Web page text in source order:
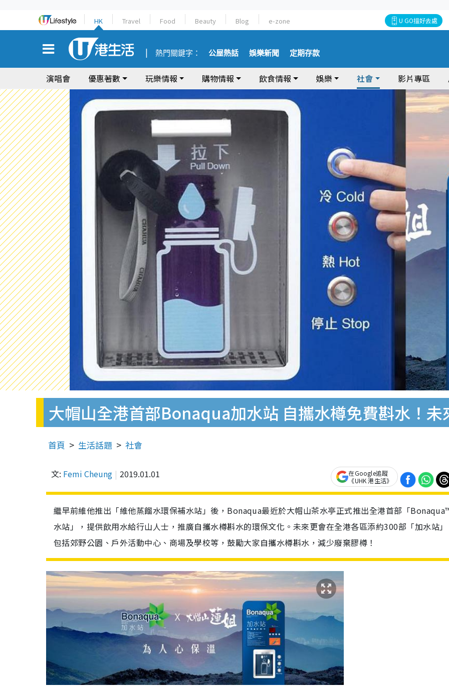
HK Travel Food Beauty Blog e-zone U GO搵好去處
熱門關鍵字： 公屋熱話 娛樂新聞 定期存款
演唱會 優惠著數 玩樂情報 購物情報 飲食情報 娛樂 社會 影片專區
大帽山全港首部Bonaqua加水站 自攜水樽免費斟水！
首頁 生活話題 社會
文: Femi Cheung 2019.01.01
在Google追蹤
《UHK 港生活》
繼早前維他推出「維他蒸餾水環保補水站」後，Bonaqua最近於大帽山茶水亭正式推出全港首部「
水站」，提供飲用水給行山人士，推廣自攜水樽斟水的環保文化。未來更會在全港各區添約300部「加水站
包括郊野公園、戶外活動中心、商場及學校等，鼓勵大家自攜水樽斟水，減少廢棄膠樽！